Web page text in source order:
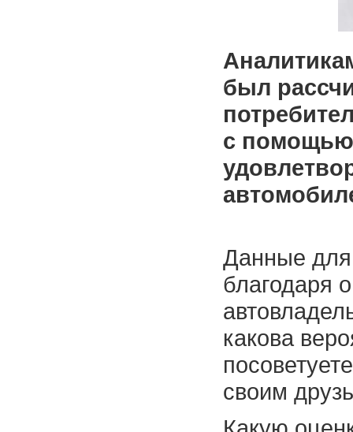
был
с
Данные для
благодаря
какова
своим